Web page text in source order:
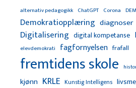
alternativ pedagogikk ChatGPT Corona
Demokratiopplæring diagnoser
Digitalisering digital kompetanse
elevdemokrati fagfornyelsen frafall
fremtidens skole
kjønn KRLE Kunstig Intelligens